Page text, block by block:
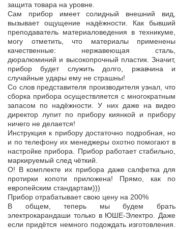
защита товара на уровне.
Сам прибор имеет солидный внешний вид,
вызывает ощущение надёжности. Как бывший
преподаватель материаловедения в техникуме,
могу отметить, что материалы применены
качественные: нержавеющая сталь,
дюралюминий и высокопрочный пластик. Значит,
прибор будет служить долго, ржавчина и
случайные удары ему не страшны!
Со слов представителя производителя узнал, что
сборка прибора осуществляется с многократным
запасом по надёжности. У них даже на видео
директор лупит по прибору киянкой и прибору
ничего не делается!
Инструкция к прибору достаточно подробная, но
и по телефону их менеджеры охотно помогают в
настройке прибора. Прибор работает стабильно,
маркируемый след чёткий.
О! В комплекте их прибора даже салфетка для
протирки копоти приложена! Прямо, как по
европейским стандартам)))
Прибор отрабатывает свою цену на 200%
В общем, теперь мы будем брать
электрокарандаши только в ЮШЕ-Электро. Даже
если придётся немного подождать изготовления.